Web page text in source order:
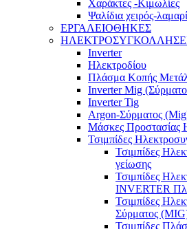
Χαράκτες -Κιμωλίες
Ψαλίδια χειρός-
ΕΡΓΑΛΕΙΟΘΗΚΕΣ
Inverter
Ηλεκτροδίου
Πλάσμα Κοπής
Inverter Mig
Inverter Tig
Argon-Σύρματος
Μάσκες Προστασίας
Τσιμπίδες
Τσιμπίδες
γείωσης
Τσιμπίδες
INVERTER
Τσιμπίδες
Σύρματος
Τσιμπίδες